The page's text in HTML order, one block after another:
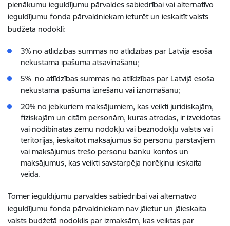
pienākumu ieguldījumu pārvaldes sabiedrībai vai alternatīvo
ieguldījumu fonda pārvaldniekam ieturēt un ieskaitīt valsts
budžetā nodokli:
3% no atlīdzības summas no atlīdzības par Latvijā esoša
nekustamā īpašuma atsavināšanu;
5% no atlīdzības summas no atlīdzības par Latvijā esoša
nekustamā īpašuma izīrēšanu vai iznomāšanu;
20% no jebkuriem maksājumiem, kas veikti juridiskajām,
fiziskajām un citām personām, kuras atrodas, ir izveidotas
vai nodibinātas zemu nodokļu vai beznodokļu valstīs vai
teritorijās, ieskaitot maksājumus šo personu pārstāvjiem
vai maksājumus trešo personu banku kontos un
maksājumus, kas veikti savstarpēja norēķinu ieskaita
veidā.
Tomēr ieguldījumu pārvaldes sabiedrībai vai alternatīvo
ieguldījumu fonda pārvaldniekam nav jāietur un jāieskaita
valsts budžetā nodoklis par izmaksām, kas veiktas par